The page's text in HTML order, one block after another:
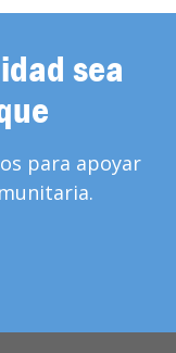
sea
para apoyar